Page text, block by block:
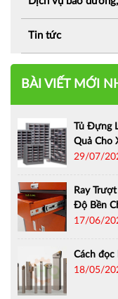
Tin tức
BÀI VIẾT MỚI
Tủ Đựng
Quả Cho
29/07/
Ray
Độ Bền
17/06/
Cách đọc
18/05/